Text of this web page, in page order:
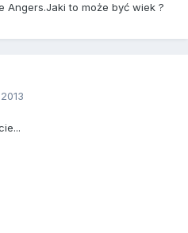
Angers.Jaki to może być wiek ?